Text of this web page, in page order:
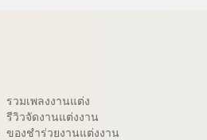
รวมเพลงงานแต่ง
รีวิวจัดงานแต่งงาน
ของชำร่วยงานแต่งงาน